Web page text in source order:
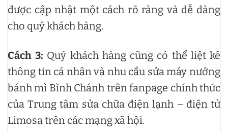
được cập nhật một cách rõ ràng và dễ dàng
cho quý khách hàng.
Cách 3: Quý khách hàng cũng có thể liệt kê
thông tin cá nhân và nhu cầu sửa máy nướng
bánh mì Bình Chánh trên fanpage chính thức
của Trung tâm sửa chữa điện lạnh – điện tử
Limosa trên các mạng xã hội.